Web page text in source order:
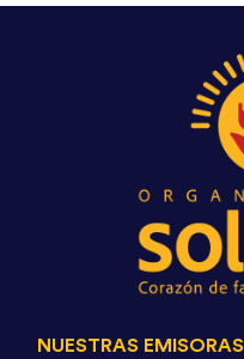
NUESTRAS EMISORAS